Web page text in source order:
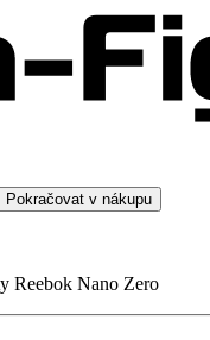
Pokračovat v nákupu
Reebok Nano Zero